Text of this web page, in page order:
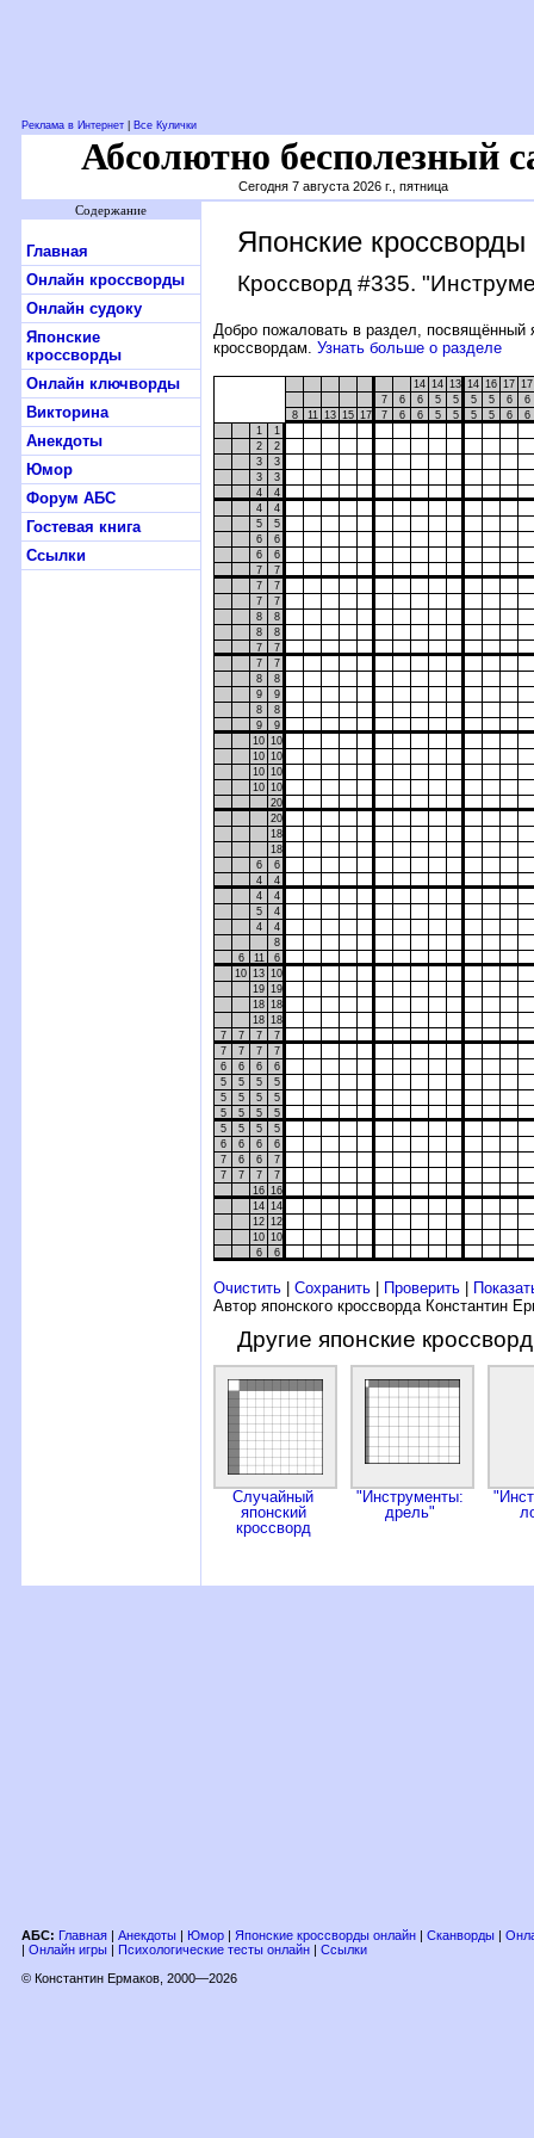
Реклама в Интернет Все Кулички
Абсолютно бесполезный
Сегодня 7 августа 2026 г., пятница
Содержание
Главная
Онлайн кроссворды
Онлайн судоку
Японские
кроссворды
Онлайн ключворды
Викторина
Анекдоты
Юмор
Форум АБС
Гостевая книга
Ссылки
Японские
Кроссворд #335.
Добро пожаловать в раздел, посвящённый
кроссвордам. Узнать больше о разделе
14 14 13 14 16 17 17
7
6 6 5 5 5 5 6
6
8
11 13 15 17 7 6 6 5 5 5 5 6
6
1
1
2
2
3
3
3
3
4
4
4
4
5
5
6
6
6
6
7
7
7
7
7
7
8
8
8
8
7
7
7
7
8
8
9
9
8
8
9
9
10 10
10 10
10 10
10 10
20
20
18
18
6
6
4
4
4
4
5
4
4
4
8
6
11
6
10 13 10
19 19
18 18
18 18
7
7 7
7
7
7 7
7
6
6 6
6
5
5 5
5
5
5 5
5
5
5 5
5
5
5 5
5
6
6 6
6
7
6 6
7
7
7 7
7
16 16
14 14
12 12
10 10
6
6
Очистить Сохранить Проверить
Автор японского кроссворда Константин
Другие японские
Случайный
японский
кроссворд
"Инструменты:
дрель"
АБС: Главная | Анекдоты | Юмор | Японские кроссворды онлайн | Сканворды |
| Онлайн игры | Психологические тесты онлайн | Ссылки
© Константин Ермаков, 2000—2026